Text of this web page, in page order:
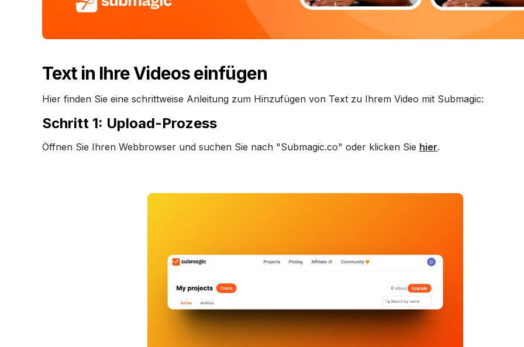
‍Text in Ihre Videos einfügen
Hier finden Sie eine schrittweise Anleitung zum Hinzufügen von Text zu Ihrem Video mit Submagic:
Schritt 1: Upload-Prozess
‍Öffnen Sie Ihren Webbrowser und suchen Sie nach "Submagic.co" oder klicken Sie hier.